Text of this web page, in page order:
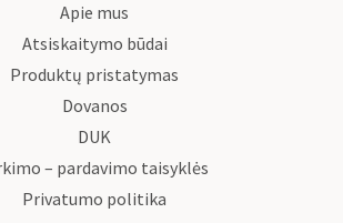
Apie mus
Atsiskaitymo būdai
Produktų pristatymas
Dovanos
DUK
– pardavimo taisyklės
Privatumo politika